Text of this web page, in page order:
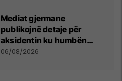
Mediat gjermane
publikojnë detaje për
aksidentin ku humbën
jetën tre mërgimtarë nga
06/08/2026